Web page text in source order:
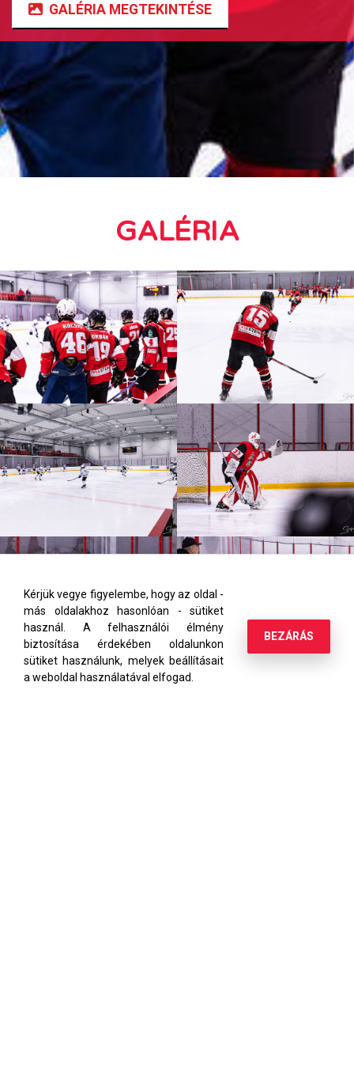
GALÉRIA MEGTEKINTÉSE
GALÉRIA
Kérjük vegye figyelembe, hogy az oldal -
más oldalakhoz hasonlóan - sütiket
használ. A felhasználói élmény
biztosítása érdekében oldalunkon
sütiket használunk, melyek beállításait
a weboldal használatával elfogad.
BEZÁRÁS